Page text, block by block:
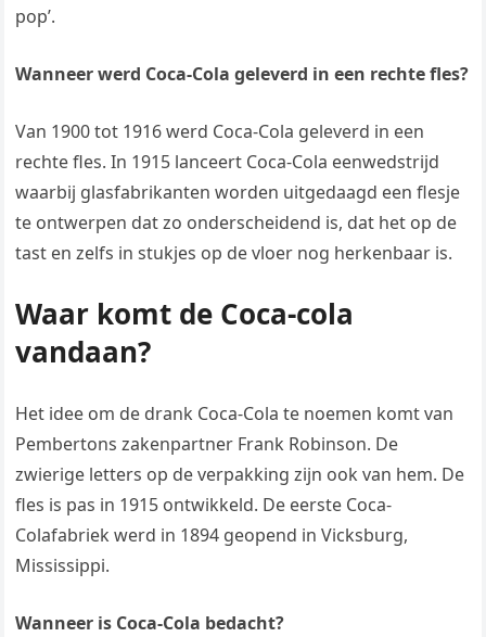
pop’.
Wanneer werd Coca-Cola geleverd in een rechte fles?
Van 1900 tot 1916 werd Coca-Cola geleverd in een
rechte fles. In 1915 lanceert Coca-Cola eenwedstrijd
waarbij glasfabrikanten worden uitgedaagd een flesje
te ontwerpen dat zo onderscheidend is, dat het op de
tast en zelfs in stukjes op de vloer nog herkenbaar is.
Waar komt de Coca-cola
vandaan?
Het idee om de drank Coca-Cola te noemen komt van
Pembertons zakenpartner Frank Robinson. De
zwierige letters op de verpakking zijn ook van hem. De
fles is pas in 1915 ontwikkeld. De eerste Coca-
Colafabriek werd in 1894 geopend in Vicksburg,
Mississippi.
Wanneer is Coca-Cola bedacht?